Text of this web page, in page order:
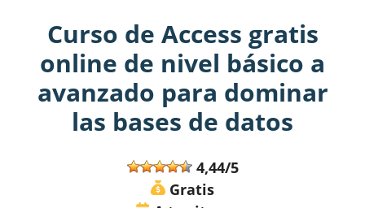
Curso de Access gratis
online de nivel básico a
avanzado para dominar
las bases de datos
4,44/5
Gratis